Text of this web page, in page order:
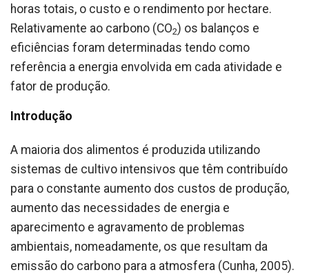
horas totais, o custo e o rendimento por hectare.
Relativamente ao carbono (CO2) os balanços e
eficiências foram determinadas tendo como
referência a energia envolvida em cada atividade e
fator de produção.
Introdução
A maioria dos alimentos é produzida utilizando
sistemas de cultivo intensivos que têm contribuído
para o constante aumento dos custos de produção,
aumento das necessidades de energia e
aparecimento e agravamento de problemas
ambientais, nomeadamente, os que resultam da
emissão do carbono para a atmosfera (Cunha, 2005).